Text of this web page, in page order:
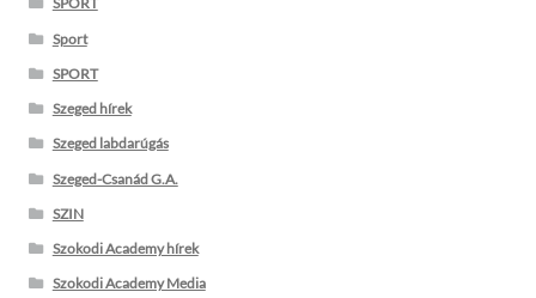
Sport
SPORT
Szeged hírek
Szeged labdarúgás
Szeged-Csanád G.A.
SZIN
Szokodi Academy hírek
Szokodi Academy Media